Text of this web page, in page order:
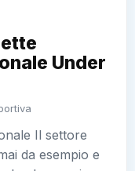
Under
Il settore
da esempio e